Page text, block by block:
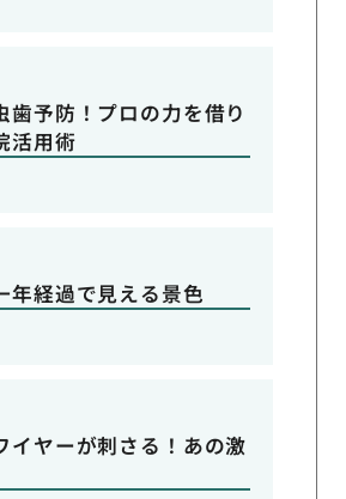
歯予防！プロの力を借り
活用術
年経過で見える景色
イヤーが刺さる！あの激